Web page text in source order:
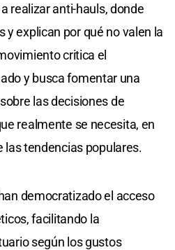
realizar anti-hauls, donde
y explican por qué no valen la
critica el
y busca fomentar una
las decisiones de
realmente se necesita, en
las tendencias populares.
democratizado el acceso
facilitando la
según los gustos